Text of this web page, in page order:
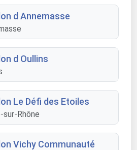
d Annemasse
d Oullins
Le Défi des Etoiles
sur-Rhône
Vichy Communauté